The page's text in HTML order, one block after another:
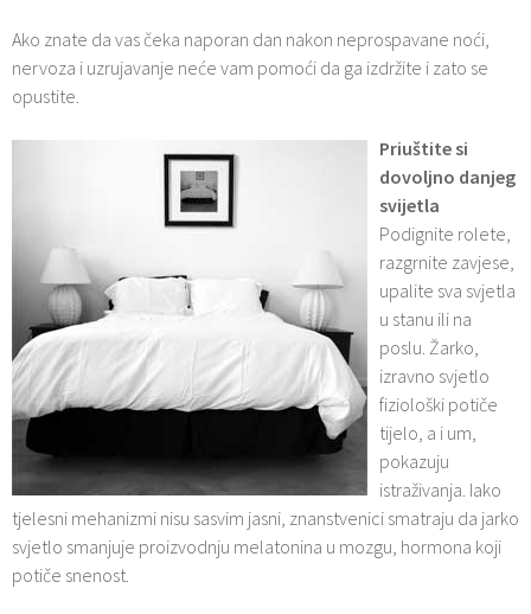
Ako znate da vas čeka naporan dan nakon neprospavane noći,
nervoza i uzrujavanje neće vam pomoći da ga izdržite i zato se
opustite.
Priuštite si
dovoljno danjeg
svijetla
Podignite rolete,
razgrnite zavjese,
upalite sva svjetla
u stanu ili na
poslu. Žarko,
izravno svjetlo
fiziološki potiče
tijelo, a i um,
pokazuju
istraživanja. Iako
tjelesni mehanizmi nisu sasvim jasni, znanstvenici smatraju da jarko
svjetlo smanjuje proizvodnju melatonina u mozgu, hormona koji
potiče snenost.